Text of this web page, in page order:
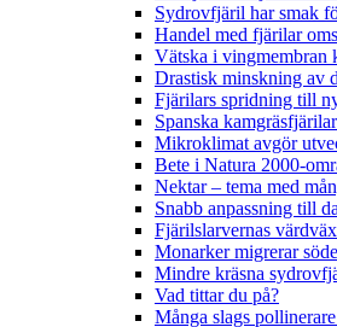
Sydrovfjäril har smak
Handel med fjärilar
Vätska i vingmembran
Drastisk minskning av
Fjärilars spridning till
Spanska
Mikroklimat avgör
Bete i Natura 2000-
Nektar – tema med
Snabb anpassning till
Fjärilslarvernas
Monarker migrerar
Mindre kräsna
Vad tittar du på?
Många slags